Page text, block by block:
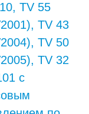
TV 55
TV 43
TV 50
TV 32
с